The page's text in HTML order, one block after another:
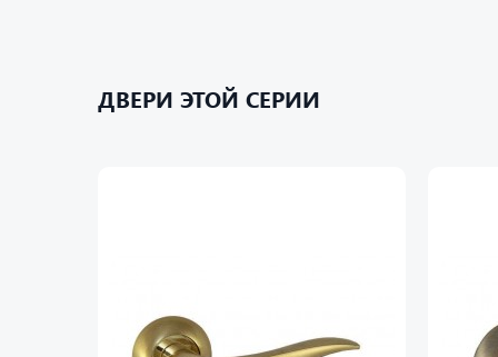
ДВЕРИ ЭТОЙ СЕРИИ